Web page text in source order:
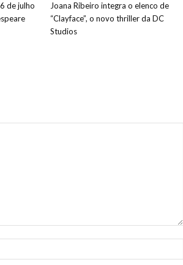
de julho
Joana Ribeiro integra o elenco de
“Clayface”, o novo thriller da DC
Studios